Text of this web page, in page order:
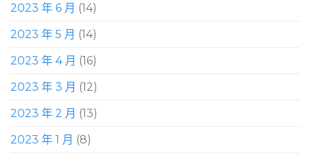
2023 年 6 月 (14)
2023 年 5 月 (14)
2023 年 4 月 (16)
2023 年 3 月 (12)
2023 年 2 月 (13)
2023 年 1 月 (8)